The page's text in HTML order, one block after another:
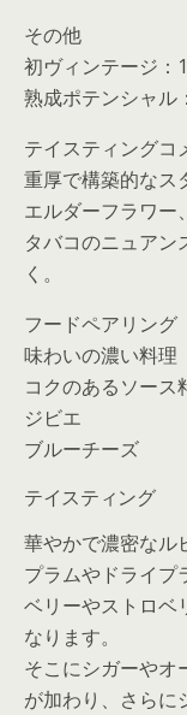
その他
初ヴィンテージ：
熟成ポテンシャル
テイスティングコ
重厚で構築的なス
エルダーフラワー
タバコのニュアン
く。
フードペアリング
味わいの濃い料理
コクのあるソース
ジビエ
ブルーチーズ
テイスティング
華やかで濃密なル
プラムやドライプ
ベリーやストロベ
なります。
そこにシガーやオ
が加わり、さらに